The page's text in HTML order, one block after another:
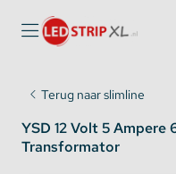
Terug naar slimline
YSD 12 Volt 5 Ampere
Transformator